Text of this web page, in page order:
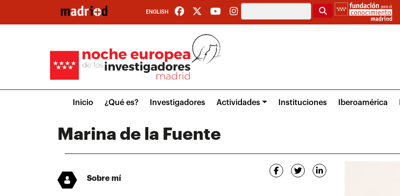
contenido
ENGLISH Buscar
menuInicio ¿Qué es? Investigadores Actividades Instituciones Iberoamérica
Marina de la Fuente
Sobre mí